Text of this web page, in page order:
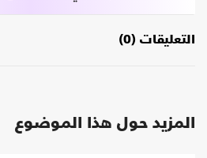
التعليقات (0)
المزيد حول هذا الموضوع